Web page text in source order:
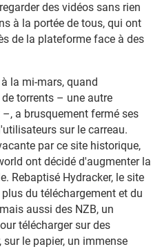
des vidéos sans rien
à la portée de tous, qui ont
de la plateforme face à des
la mi-mars, quand
de torrents – une autre
a brusquement fermé ses
sur le carreau.
par ce site historique,
ont décidé d'augmenter la
Rebaptisé Hydracker, le site
du téléchargement et du
aussi des NZB, un
télécharger sur des
le papier, un immense